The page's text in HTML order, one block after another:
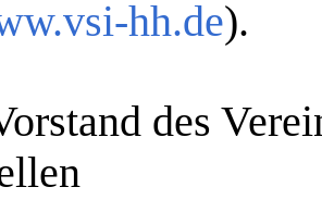
hh.de).
des